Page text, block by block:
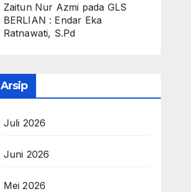
Zaitun Nur Azmi pada GLS
BERLIAN : Endar Eka
Ratnawati, S.Pd
Arsip
Juli 2026
Juni 2026
Mei 2026